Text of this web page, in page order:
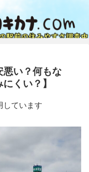
悪い？何もな
くい？】
しています